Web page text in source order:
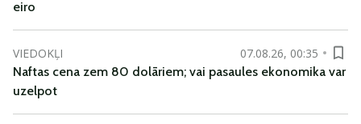
eiro
VIEDOKĻI
07.08.26, 00:35
Naftas cena zem 80 dolāriem; vai pasaules ekonomika var
uzelpot